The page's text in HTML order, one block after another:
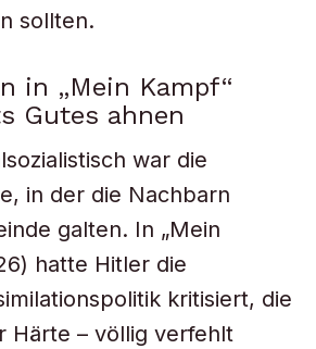
sollten.
in „Mein Kampf“
Gutes ahnen
war die
in der die Nachbarn
galten. In „Mein
hatte Hitler die
kritisiert, die
Härte – völlig verfehlt